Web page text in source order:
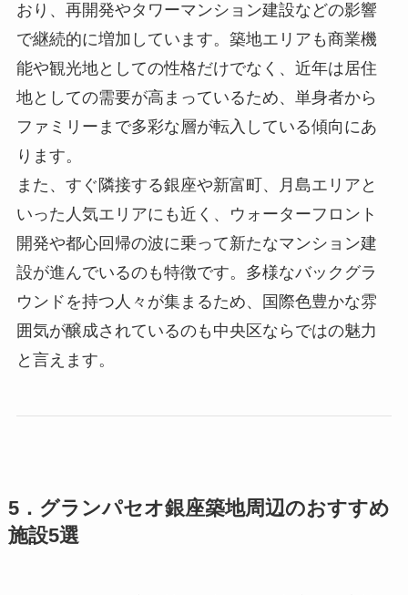
おり、再開発やタワーマンション建設などの影響
で継続的に増加しています。築地エリアも商業機
能や観光地としての性格だけでなく、近年は居住
地としての需要が高まっているため、単身者から
ファミリーまで多彩な層が転入している傾向にあ
ります。
また、すぐ隣接する銀座や新富町、月島エリアと
いった人気エリアにも近く、ウォーターフロント
開発や都心回帰の波に乗って新たなマンション建
設が進んでいるのも特徴です。多様なバックグラ
ウンドを持つ人々が集まるため、国際色豊かな雰
囲気が醸成されているのも中央区ならではの魅力
と言えます。
5．グランパセオ銀座築地周辺のおすすめ
施設5選